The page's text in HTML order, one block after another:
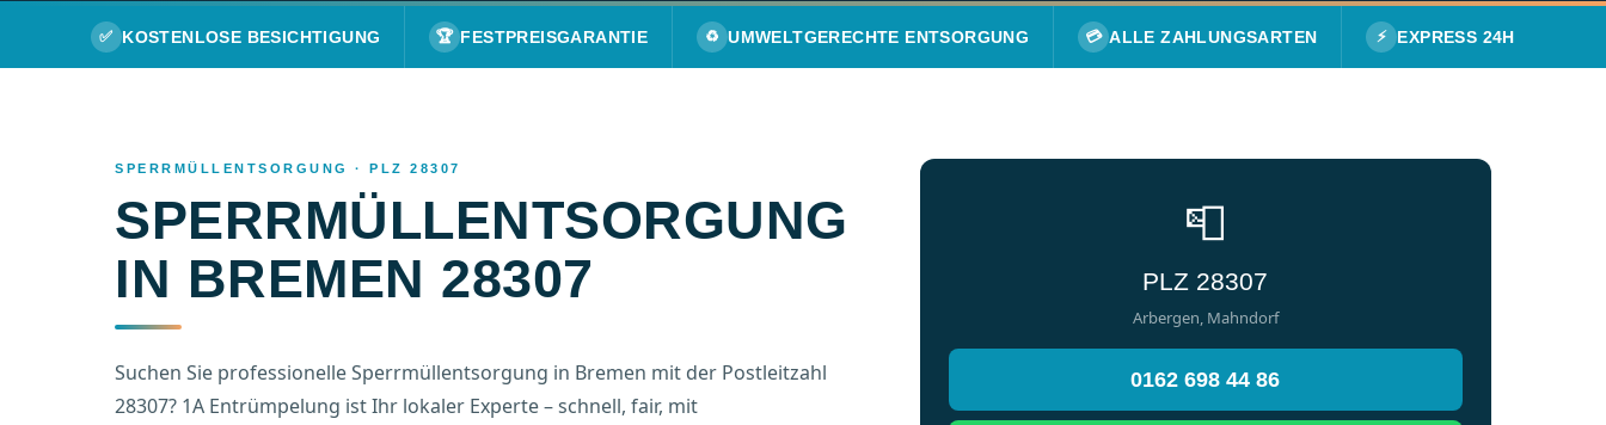
✅ KOSTENLOSE BESICHTIGUNG 🏆 FESTPREISGARANTIE ♻️ UMWELTGERECHTE ENTSORGUNG 💳 ALLE ZAHLUNGSARTEN ⚡ EXPRESS 24H
SPERRMÜLLENTSORGUNG · PLZ 28307
SPERRMÜLLENTSORGUNG
IN BREMEN 28307
Suchen Sie professionelle Sperrmüllentsorgung in Bremen mit der Postleitzahl
28307? 1A Entrümpelung ist Ihr lokaler Experte – schnell, fair, mit
📮
PLZ 28307
Arbergen, Mahndorf
0162 698 44 86